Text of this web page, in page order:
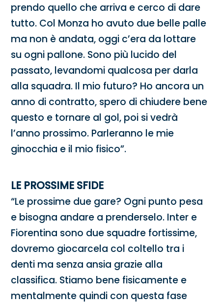
prendo quello che arriva e cerco di dare
tutto. Col Monza ho avuto due belle palle
ma non è andata, oggi c’era da lottare
su ogni pallone. Sono più lucido del
passato, levandomi qualcosa per darla
alla squadra. Il mio futuro? Ho ancora un
anno di contratto, spero di chiudere bene
questo e tornare al gol, poi si vedrà
l’anno prossimo. Parleranno le mie
ginocchia e il mio fisico”.
LE PROSSIME SFIDE
“Le prossime due gare? Ogni punto pesa
e bisogna andare a prenderselo. Inter e
Fiorentina sono due squadre fortissime,
dovremo giocarcela col coltello tra i
denti ma senza ansia grazie alla
classifica. Stiamo bene fisicamente e
mentalmente quindi con questa fase